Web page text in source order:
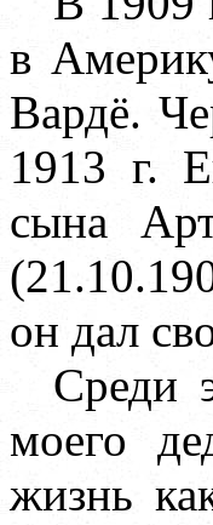
в
Вардё.
1913 г.
сына
он дал
Среди
моего
жизнь